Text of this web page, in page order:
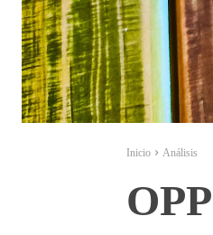
Inicio Análisis